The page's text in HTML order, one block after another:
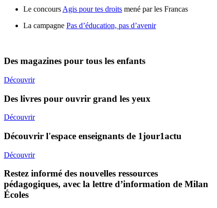
Le concours Agis pour tes droits mené par les Francas
La campagne Pas d’éducation, pas d’avenir
Des magazines pour tous les enfants
Découvrir
Des livres pour ouvrir grand les yeux
Découvrir
Découvrir l'espace enseignants de 1jour1actu
Découvrir
Restez informé des nouvelles ressources
pédagogiques, avec la lettre d’information de Milan
Écoles